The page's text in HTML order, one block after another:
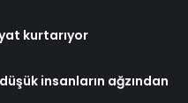
kurtarıyor
insanların ağzından